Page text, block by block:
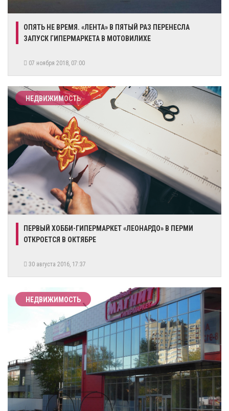
ОПЯТЬ НЕ ВРЕМЯ. «ЛЕНТА» В ПЯТЫЙ РАЗ ПЕРЕНЕСЛА
ЗАПУСК ГИПЕРМАРКЕТА В МОТОВИЛИХЕ
07 ноября 2018, 07:00
НЕДВИЖИМОСТЬ
​ПЕРВЫЙ ХОББИ-ГИПЕРМАРКЕТ «ЛЕОНАРДО» В ПЕРМИ
ОТКРОЕТСЯ В ОКТЯБРЕ
30 августа 2016, 17:37
НЕДВИЖИМОСТЬ